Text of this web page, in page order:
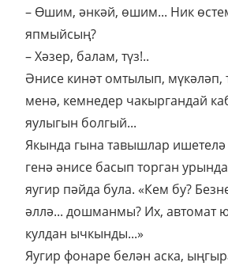
– Өшим, әнкәй, өшим... Ник
япмыйсың?
– Хәзер, балам, түз!..
Әнисе кинәт омтылып, мүкәләп,
менә, кемнедер чакыргандай
яулыгын болгый...
Якында гына тавышлар ишетелә
генә әнисе басып торган
яугир пәйда була. «Кем бу?
әллә... дошманмы? Их, автомат
кулдан ычкынды...»
Яугир фонаре белән аска,